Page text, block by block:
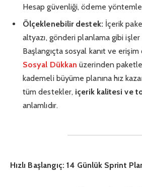
Hesap güvenliği, ödeme
Ölçeklenebilir destek: İçerik
altyazı, gönderi planlama gibi işler
Başlangıçta sosyal kanıt ve
Sosyal Dükkan üzerinden
kademeli büyüme planına hız
tüm destekler, içerik kalitesi ve
anlamlıdır.
Hızlı Başlangıç: 14 Günlük Sprint